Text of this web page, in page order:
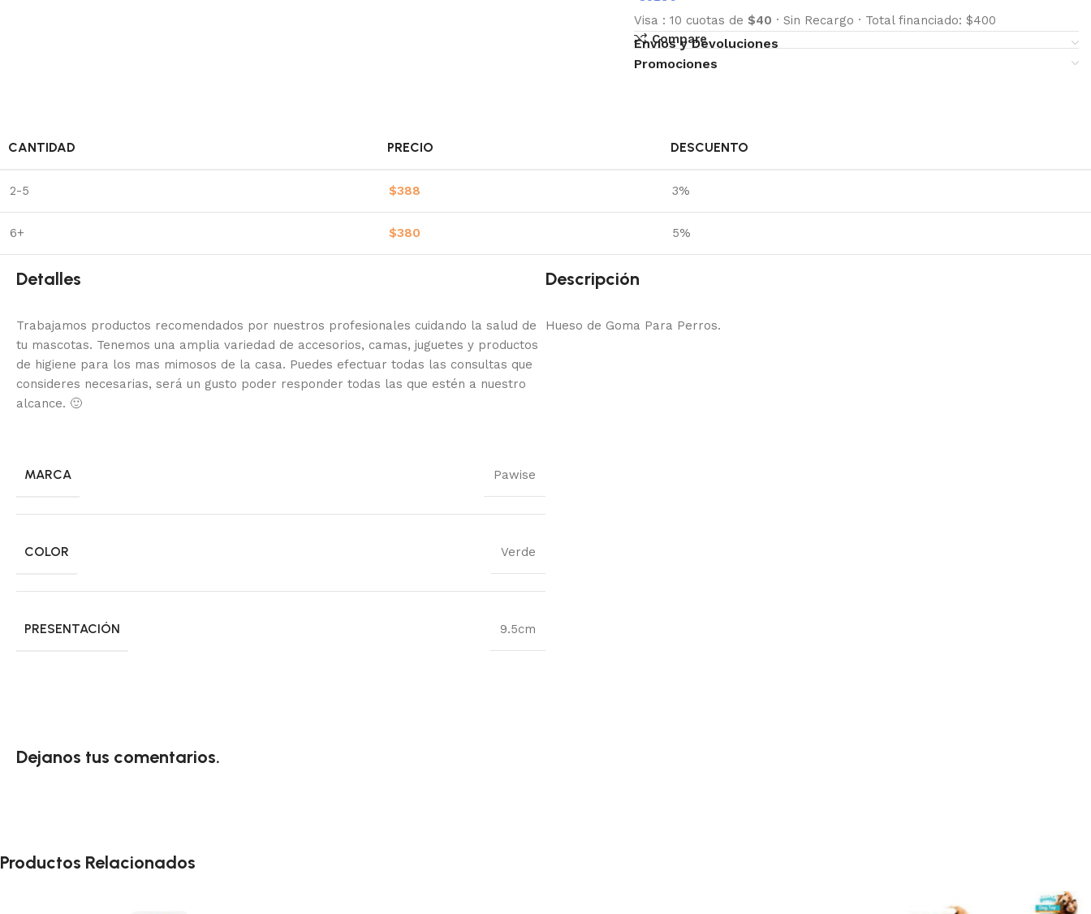
Visa : 10 cuotas de $40 · Sin Recargo · Total financiado: $400
Compare
Envíos y Devoluciones
Promociones
CANTIDAD PRECIO DESCUENTO
2-5 $388 3%
6+ $380 5%
Detalles
Trabajamos productos recomendados por nuestros profesionales cuidando la salud de
tu mascotas. Tenemos una amplia variedad de accesorios, camas, juguetes y productos
de higiene para los mas mimosos de la casa. Puedes efectuar todas las consultas que
consideres necesarias, será un gusto poder responder todas las que estén a nuestro
alcance. 🙂
MARCA Pawise
COLOR Verde
PRESENTACIÓN 9.5cm
Descripción
Hueso de Goma Para Perros.
Dejanos tus comentarios.
Productos Relacionados